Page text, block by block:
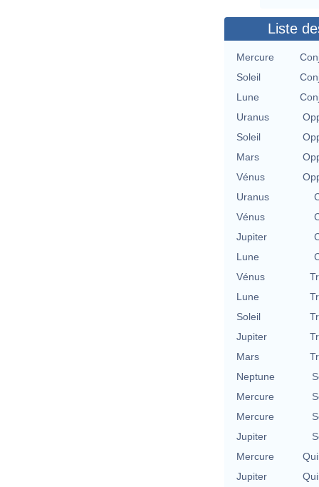
Liste
Mercure
Soleil
Lune
Uranus
Soleil
Mars
Vénus
Uranus
Vénus
Jupiter
Lune
Vénus
Lune
Soleil
Jupiter
Mars
Neptune
Mercure
Mercure
Jupiter
Mercure
Jupiter